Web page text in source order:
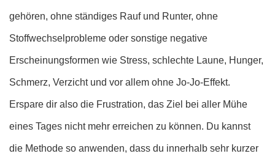
gehören, ohne ständiges Rauf und Runter, ohne
Stoffwechselprobleme oder sonstige negative
Erscheinungsformen wie Stress, schlechte Laune, Hunger,
Schmerz, Verzicht und vor allem ohne Jo-Jo-Effekt.
Erspare dir also die Frustration, das Ziel bei aller Mühe
eines Tages nicht mehr erreichen zu können. Du kannst
die Methode so anwenden, dass du innerhalb sehr kurzer